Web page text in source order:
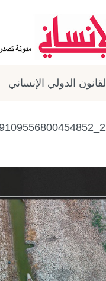
القانون الدولي الإنساني